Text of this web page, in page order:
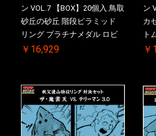
ン VOL.7 【BOX】20個入 鳥取
砂丘の砂丘 階段ピラミッド
リング プラチナメダル ロビ
ンマスク VS.ネメシス 初回シ
ル(非売品)付
￥16,929
ン
カ
ト
ニ
￥